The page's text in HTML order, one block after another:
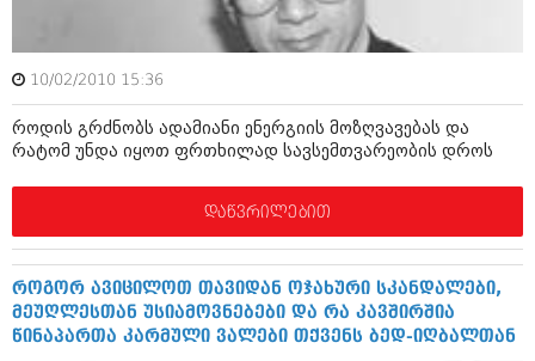
ოქტომბერი 2010 (341)
სექტემბერი 2010 (449)
ივლისი 2010 (556)
ივნისი 2010 (685)
მაისი 2010 (232)
აპრილი 2010 (229)
თებერვალი 2010 (421)
დეკემბერი 2009 (510)
ნოემბერი 2009 (308)
ოქტომბერი 2009 (382)
სექტემბერი 2009 (541)
10/02/2010 15:36
როდის გრძნობს ადამიანი ენერგიის მოზღვავებას და
რატომ უნდა იყოთ ფრთხილად სავსემთვარეობის დროს
დაწვრილებით
როგორ ავიცილოთ თავიდან ოჯახური სკანდალები,
მეუღლესთან უსიამოვნებები და რა კავშირშია
წინაპართა კარმული ვალები თქვენს ბედ-იღბალთან